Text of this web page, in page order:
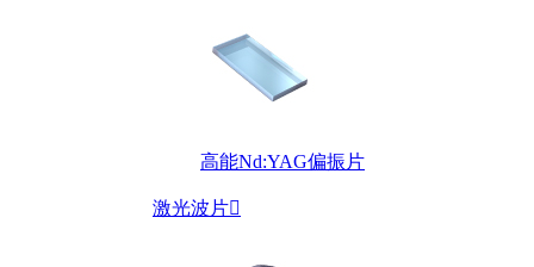
高能Nd:YAG偏振片
激光波片